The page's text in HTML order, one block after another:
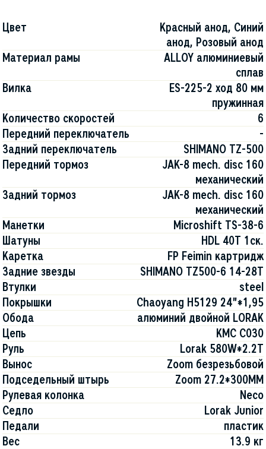
Цвет
Красный анод, Синий
анод, Розовый анод
Материал рамы
ALLOY алюминиевый
сплав
Вилка
ES-225-2 ход 80 мм
пружинная
Количество скоростей
6
Передний переключатель
-
Задний переключатель
SHIMANO TZ-500
Передний тормоз
JAK-8 mech. disc 160
механический
Задний тормоз
JAK-8 mech. disc 160
механический
Манетки
Microshift TS-38-6
Шатуны
HDL 40T 1ск.
Каретка
FP Feimin картридж
Задние звезды
SHIMANO TZ500-6 14-28T
Втулки
steel
Покрышки
Chaoyang H5129 24"*1,95
Обода
алюминий двойной LORAK
Цепь
KMC C030
Руль
Lorak 580W*2.2T
Вынос
Zoom безрезьбовой
Подседельный штырь
Zoom 27.2*300MM
Рулевая колонка
Neco
Седло
Lorak Junior
Педали
пластик
Вес
13.9 кг